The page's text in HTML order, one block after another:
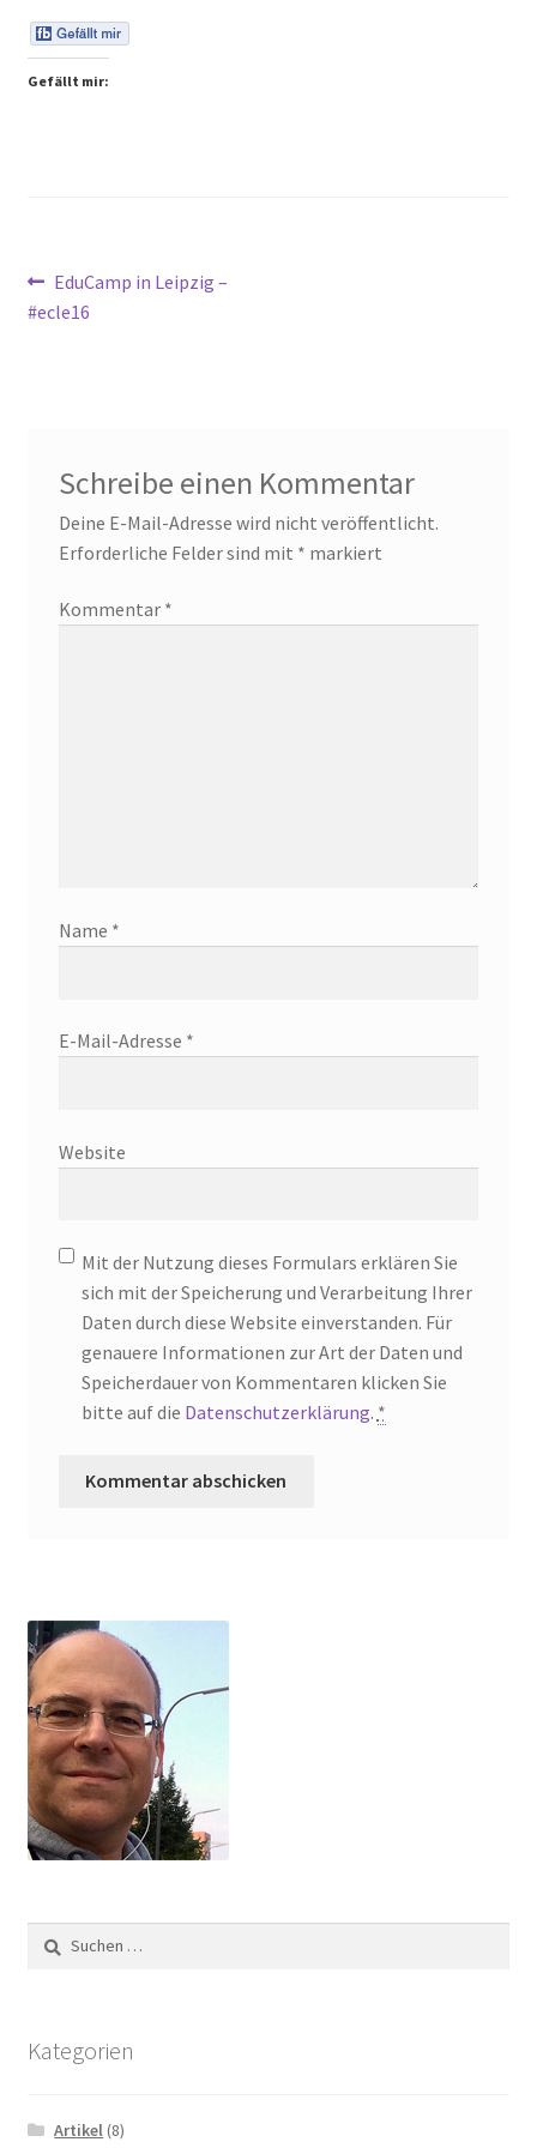
Peps Gedanken
Talks & Tratsch
Gefällt mir:
Beitragsnavigation
Vorheriger
Beitrag:
EduCamp in Leipzig –
#ecle16
Schreibe einen Kommentar
Deine E-Mail-Adresse wird nicht veröffentlicht.
Erforderliche Felder sind mit * markiert
Kommentar *
Name *
E-Mail-Adresse *
Website
Mit der Nutzung dieses Formulars erklären Sie
sich mit der Speicherung und Verarbeitung Ihrer
Daten durch diese Website einverstanden. Für
genauere Informationen zur Art der Daten und
Speicherdauer von Kommentaren klicken Sie
bitte auf die Datenschutzerklärung. *
Suchen
nach:
Kategorien
Artikel (8)